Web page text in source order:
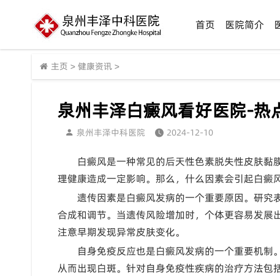
首页 医院简介
主页 > 健康资讯 >
泉州丰泽白癜风看好医院-热
泉州丰泽中科医院 2024-12-10
白癜风是一种常见的后天性色素脱失性皮肤
理健康造成一定影响。那么，什么因素会引起白癜
遗传因素是白癜风发病的一个重要原因。研究
合成和调节。当遗传风险增加时，个体更容易发展
注意早期发现异常皮肤变化。
自身免疫反应也是白癜风发病的一个重要机制
从而出现白斑。针对自身免疫性疾病的治疗方法包